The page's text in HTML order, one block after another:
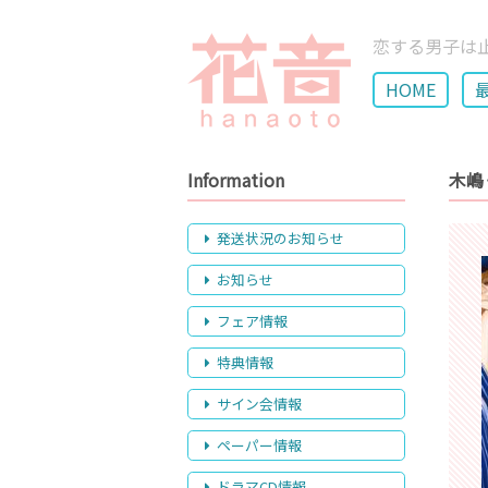
恋する男子
HOME
木
Information
発送状況のお知らせ
お知らせ
フェア情報
特典情報
サイン会情報
ペーパー情報